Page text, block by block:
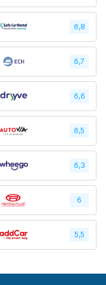
6,8
6,7
6,6
6,5
6,3
6
5,5